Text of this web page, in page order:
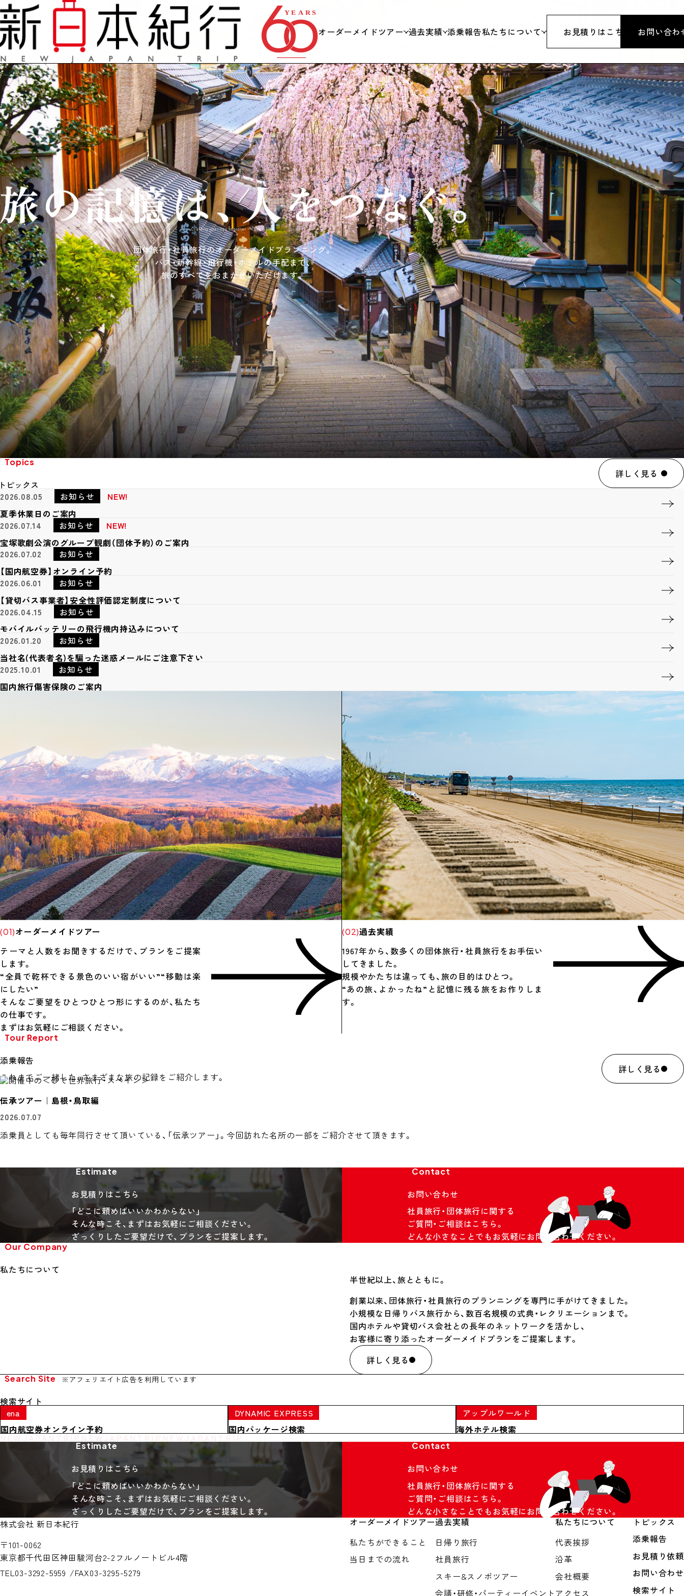
オーダーメイドツアー
私たちができること
当日までの流れ
過去実績
日帰り旅行
社員旅行
スキー&スノボツアー
会議・研修・パーティーイベント
学校団体
海外旅行
添乗報告私たちについて
代表挨拶
沿革
会社概要
アクセス
旅行業登録票
約款・条件書・その他
お見積りはこちら お問い合わ
Crafting journeys together — Since 1967
団体旅行・社員旅行のオーダーメイドプランニング。
バス・新幹線・飛行機・ホテルの手配まで、
旅のすべてをおまかせいただけます。
Topics
ピックス
詳しく見る
2026.08.05
お知らせ
NEW!
夏季休業日のご案内
2026.07.14
お知らせ
NEW!
宝塚歌劇公演のグループ観劇（団体予約）のご案内
2026.07.02
お知らせ
【国内航空券】オンライン予約
2026.06.01
お知らせ
【貸切バス事業者】安全性評価認定制度について
2026.04.15
お知らせ
モバイルバッテリーの飛行機内持込みについて
2026.01.20
お知らせ
当社名(代表者名)を騙った迷惑メールにご注意下さい
2025.10.01
お知らせ
国内旅行傷害保険のご案内
( Order-made Tour )
(01)オーダーメイドツアー
テーマと人数をお聞きするだけで、プランをご提案
します。
“全員で乾杯できる景色のいい宿がいい”“移動は楽
にしたい”
そんなご要望をひとつひとつ形にするのが、私たち
の仕事です。
まずはお気軽にご相談ください。
( Group Events )
(02)過去実績
1967年から、 数多くの団体旅行・社員旅行をお手伝い
してきました。
規模やかたちは違っても、旅の目的はひとつ。
“あの旅、よかったね”と記憶に残る旅をお作りしま
す。
Tour Report
添乗報告
これまでご一緒した、さまざまな旅の記録をご紹介します。
詳しく見る
伝承ツアー｜島根・鳥取編
2026.07.07
添乗員としても毎年同行させて頂いている、「伝承ツアー」。今回訪れた名所の一部をご紹介させて頂きます。
Estimate
お見積りはこちら
「どこに頼めばいいかわからない」
そんな時こそ、まずはお気軽にご相談ください。
ざっくりしたご要望だけで、プランをご提案します。
Contact
お問い合わせ
社員旅行・団体旅行に関する
ご質問・ご相談はこちら。
どんな小さなことでもお気軽にお問い合わせください。
Our Company
私たちについて
半世紀以上、旅とともに。
創業以来、団体旅行・社員旅行のプランニングを専門に手がけてきました。
小規模な日帰りバス旅行から、数百名規模の式典・レクリエーションまで。
国内ホテルや貸切バス会社との長年のネットワークを活かし、
お客様に寄り添ったオーダーメイドプランをご提案します。
詳しく見る
Search Site
検索サイト
※アフェリエイト広告を利用しています
ena
国内航空券オンライン予約
DYNAMIC EXPRESS
国内パッケージ検索
アップルワールド
海外ホテル検索
NEWJAPANTRIPNEWJAPANTRIPNEWJAPANTRIP
Estimate
お見積りはこちら
「どこに頼めばいいかわからない」
そんな時こそ、まずはお気軽にご相談ください。
ざっくりしたご要望だけで、プランをご提案します。
Contact
お問い合わせ
社員旅行・団体旅行に関する
ご質問・ご相談はこちら。
どんな小さなことでもお気軽にお問い合わせください。
株式会社 新日本紀行
〒101-0062
東京都千代田区神田駿河台2-2 フルノートビル4階
TEL03-3292-5959 FAX03-3295-5279
オーダーメイドツアー
私たちができること
当日までの流れ
過去実績
日帰り旅行
社員旅行
スキー&スノボツアー
会議・研修・パーティーイベント
私たちについて
代表挨拶
沿革
会社概要
アクセス
トピックス
添乗報告
お見積り依頼
お問い合わせ
検索サイト